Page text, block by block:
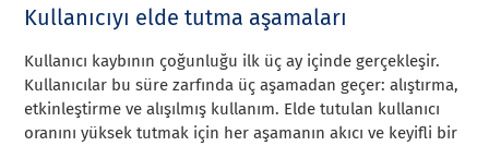
Kullanıcıyı elde tutma aşamaları
Kullanıcı kaybının çoğunluğu ilk üç ay içinde gerçekleşir.
Kullanıcılar bu süre zarfında üç aşamadan geçer: alıştırma,
etkinleştirme ve alışılmış kullanım. Elde tutulan kullanıcı
oranını yüksek tutmak için her aşamanın akıcı ve keyifli bir